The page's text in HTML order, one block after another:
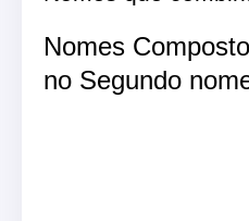
Nomes
no Segundo